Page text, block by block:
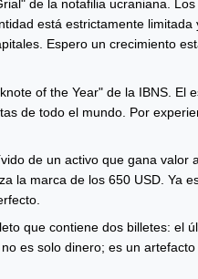
de la notafilia ucraniana.
está estrictamente
Espero un crecimiento
of the Year" de la IBNS. El
de todo el mundo. Por
de un activo que gana valor
la marca de los 650 USD. Ya
que contiene dos billetes: el
es solo dinero; es un